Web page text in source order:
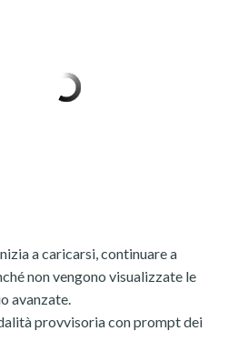
a caricarsi, continuare a
non vengono visualizzate le
avanzate.
provvisoria con prompt dei